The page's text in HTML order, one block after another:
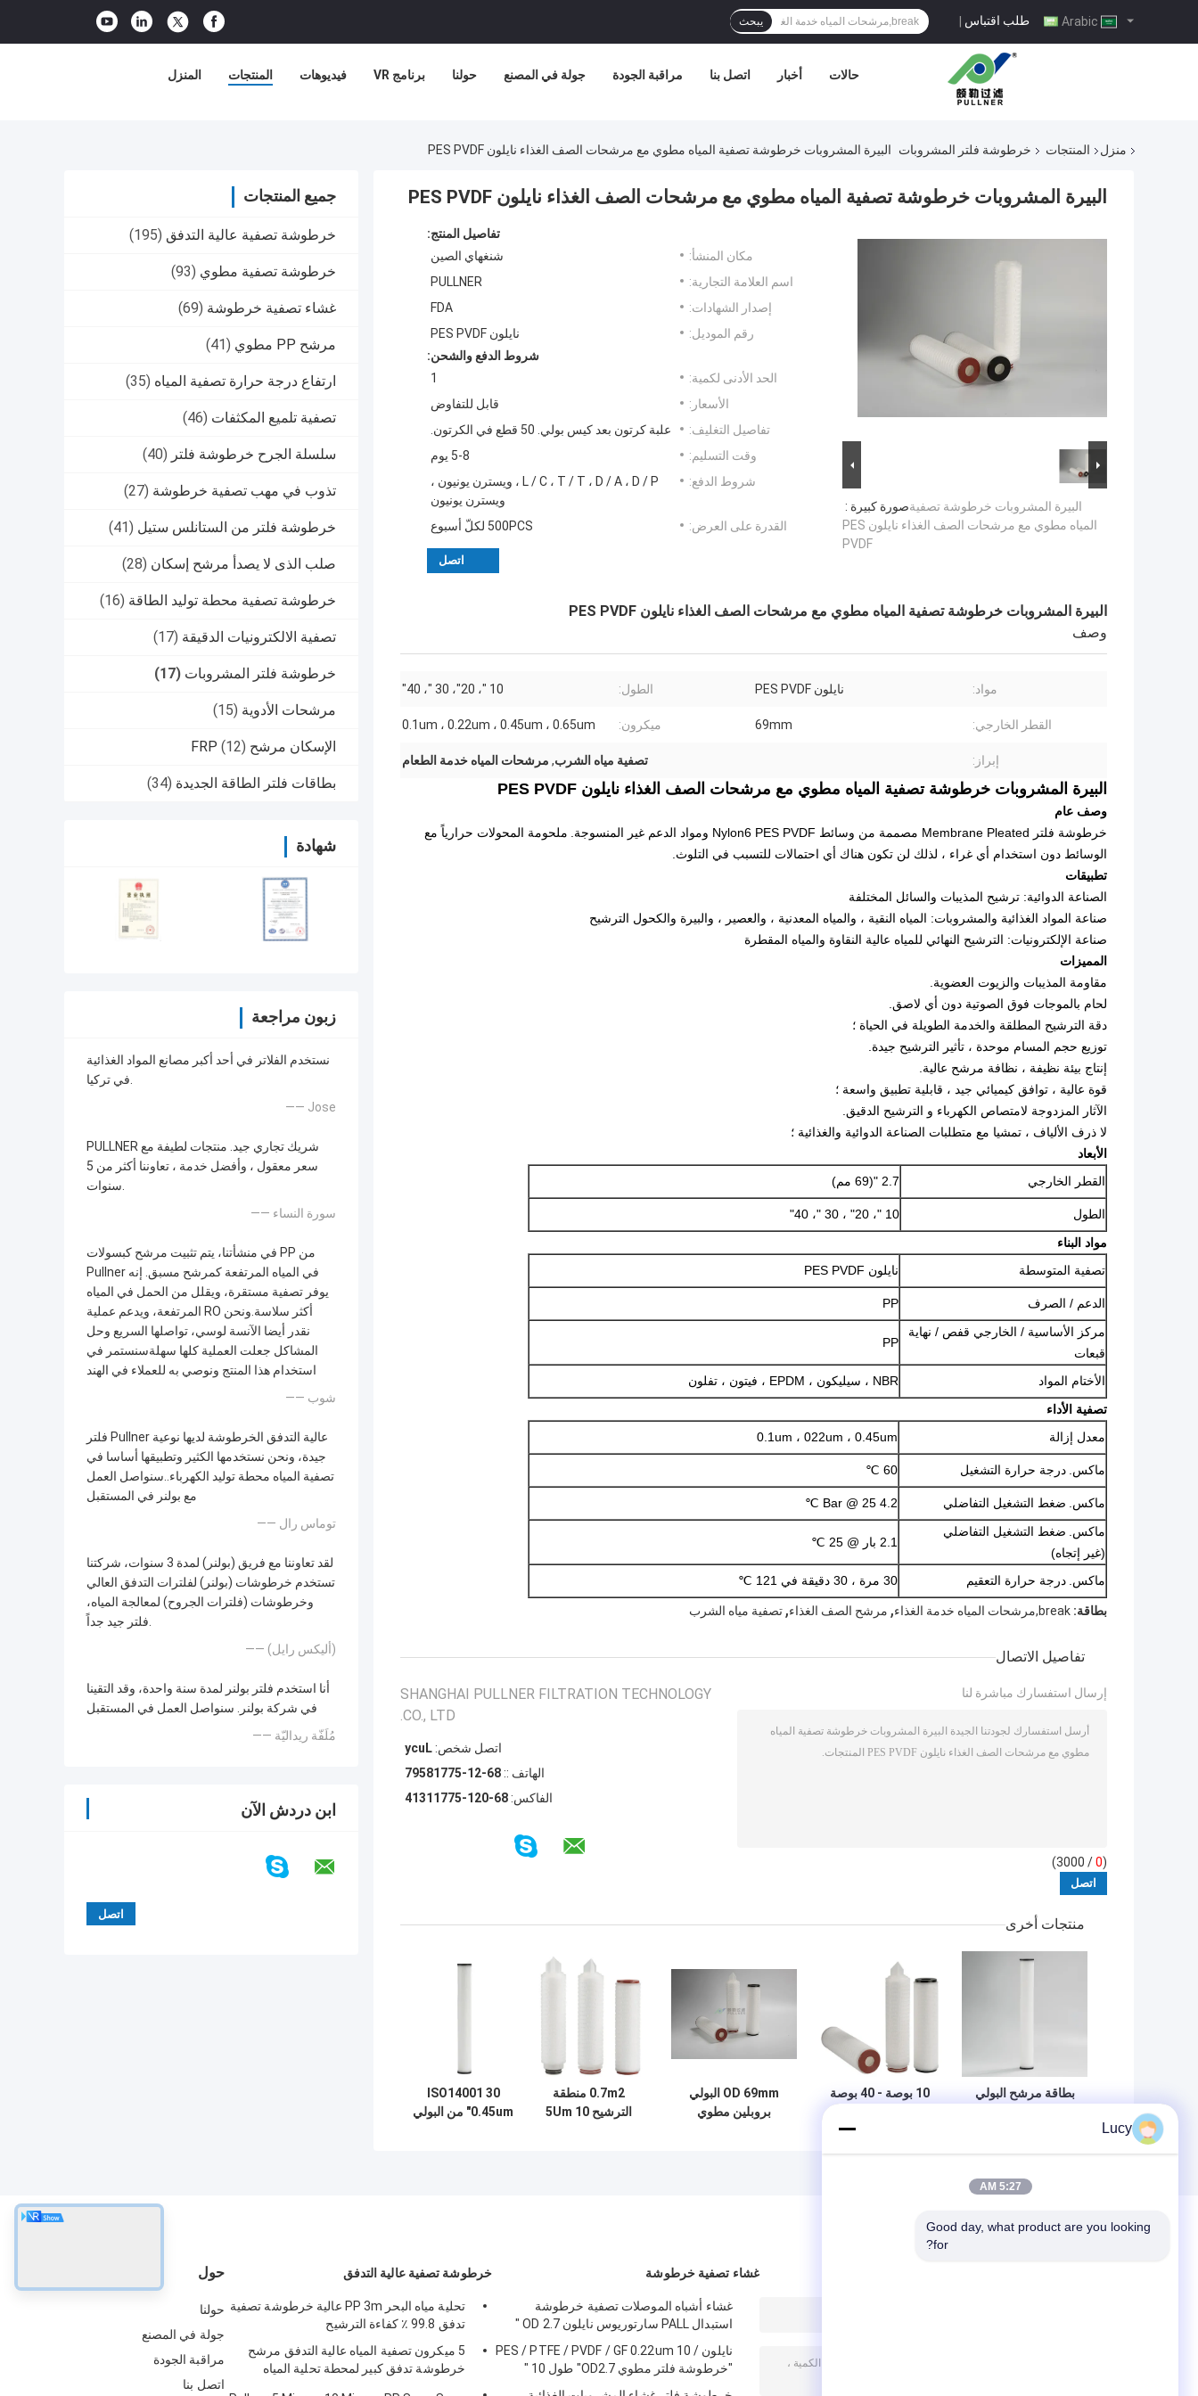
طلب اقتباس | يبحث
المنزل المنتجات فيديوهات برنامج VR حولنا جولة في المصنع مراقبة الجودة اتصل بنا أخبار حالات
منزل المنتجات خرطوشة فلتر المشروبات البيرة المشروبات خرطوشة تصفية المياه مطوي مع مرشحات الصف الغذاء نايلون PES PVDF
جميع المنتجات
خرطوشة تصفية عالية التدفق (195)
خرطوشة تصفية مطوي (93)
غشاء تصفية خرطوشة (69)
مرشح PP مطوي (41)
ارتفاع درجة حرارة تصفية المياه (35)
تصفية تلميع المكثفات (46)
سلسلة الجرح خرطوشة فلتر (40)
تذوب في مهب تصفية خرطوشة (27)
خرطوشة فلتر من الستانلس ستيل (41)
صلب الذى لا يصدأ مرشح إسكان (28)
خرطوشة تصفية محطة توليد الطاقة (16)
تصفية الالكترونيات الدقيقة (17)
خرطوشة فلتر المشروبات (17)
مرشحات الأدوية (15)
الإسكان مرشح FRP (12)
بطاقات فلتر الطاقة الجديدة (34)
شهادة
زبون مراجعة
نستخدم الفلاتر في أحد أكبر مصانع المواد الغذائية
في تركيا.
—— Jose
PULLNER شريك تجاري جيد. منتجات لطيفة مع
سعر معقول ، وأفضل خدمة ، تعاوننا أكثر من 5
سنوات.
—— سورة النساء
في منشأتنا، يتم تثبيت مرشح كبسولات PP من
Pullner في المياه المرتفعة كمرشح مسبق. إنه
يوفر تصفية مستقرة، ويقلل من الحمل في المياه
المرتفعة، ويدعم عملية RO أكثر سلاسة.ونحن
نقدر أيضا الآنسة لوسي، تواصلها السريع وحل
المشاكل جعلت العملية كلها سهلةسنستمر في
استخدام هذا المنتج ونوصي به للعملاء في الهند
—— شوب
فلتر Pullner عالية التدفق الخرطوشة لديها نوعية
جيدة، ونحن نستخدمها الكثير وتطبيقها أساسا في
تصفية المياه محطة توليد الكهرباء..سنواصل العمل
مع بولنر في المستقبل
—— توماس رال
لقد تعاوننا مع فريق (بولنر) لمدة 3 سنوات، شركتنا
تستخدم خرطوشات (بولنر) لفلترات التدفق العالي
وخرطوشات (فلترات الجروح) لمعالجة المياه،
فلتر جيد جداً.
—— (أليكس رايل)
أنا استخدم فلتر بولنر لمدة سنة واحدة، وقد التقينا
في شركة بولنر. سنواصل العمل في المستقبل
—— مُلَفّة ريداليّة
ابن دردش الآن
البيرة المشروبات خرطوشة تصفية المياه مطوي مع مرشحات الصف الغذاء نايلون PES PVDF
صورة كبيرة :البيرة المشروبات خرطوشة تصفية
المياه مطوي مع مرشحات الصف الغذاء نايلون PES
PVDF
تفاصيل المنتج:
مكان المنشأ:
شنغهاي الصين
اسم العلامة التجارية:
PULLNER
إصدار الشهادات:
FDA
رقم الموديل:
نايلون PES PVDF
شروط الدفع والشحن:
الحد الأدنى لكمية:
1
الأسعار:
قابل للتفاوض
تفاصيل التغليف:
علبة كرتون بعد كيس بولي. 50 قطع في الكرتون.
وقت التسليم:
5-8 يوم
شروط الدفع:
L / C ، T / T ، D / A ، D / P ، ويسترن يونيون ،
ويسترن يونيون
القدرة على العرض:
500PCS لكلّ أسبوع
اتصل
البيرة المشروبات خرطوشة تصفية المياه مطوي مع مرشحات الصف الغذاء نايلون PES PVDF
وصف
مواد: نايلون PES PVDF الطول: 10 "، 20"، 30 "، 40"
القطر الخارجي: 69mm ميكرون: 0.1um ، 0.22um ، 0.45um ، 0.65um
إبراز: تصفية مياه الشرب, مرشحات المياه خدمة الطعام
البيرة المشروبات خرطوشة تصفية المياه مطوي مع مرشحات الصف الغذاء نايلون PES PVDF
وصف عام
خرطوشة فلتر Membrane Pleated مصممة من وسائط Nylon6 PES PVDF ومواد الدعم غير المنسوجة.
ملحومة المحولات حرارياً مع
الوسائط دون استخدام أي غراء ، لذلك لن تكون هناك أي احتمالات للتسبب في التلوث.
تطبيقات
الصناعة الدوائية: ترشيح المذيبات والسائل المختلفة
صناعة المواد الغذائية والمشروبات: المياه النقية ، والمياه المعدنية ، والعصير ، والبيرة والكحول الترشيح
صناعة الإلكترونيات: الترشيح النهائي للمياه عالية النقاوة والمياه المقطرة
المميزات
مقاومة المذيبات والزيوت العضوية.
لحام بالموجات فوق الصوتية دون أي لاصق.
دقة الترشيح المطلقة والخدمة الطويلة في الحياة ؛
توزيع حجم المسام موحدة ، تأثير الترشيح جيدة.
إنتاج بيئة نظيفة ، نظافة مرشح عالية.
قوة عالية ، توافق كيميائي جيد ، قابلية تطبيق واسعة ؛
الآثار المزدوجة لامتصاص الكهرباء و الترشيح الدقيق.
لا ذرف الألياف ، تمشيا مع متطلبات الصناعة الدوائية والغذائية ؛
الأبعاد
القطر الخارجي
2.7 "(69 مم)
الطول
10 "، 20" ، 30 "، 40"
مواد البناء
تصفية المتوسطة
نايلون PES PVDF
الدعم / الصرف
PP
مركز الأساسية / الخارجي قفص / نهاية
قبعات
PP
الأختام المواد
NBR ، سيليكون ، EPDM ، فيتون ، تفلون
تصفية الأداء
معدل إزالة
0.1um ، 022um ، 0.45um
ماكس. درجة حرارة التشغيل 60 ℃
ماكس. ضغط التشغيل التفاضلي
4.2 Bar @ 25 ℃
ماكس. ضغط التشغيل التفاضلي
(غير إتجاه)
2.1 بار @ 25 ℃
ماكس. درجة حرارة التعقيم 30 مرة ، 30 دقيقة في 121 ℃
بطاقة: break,مرشحات المياه خدمة الغذاء , مرشح الصف الغذاء, تصفية مياه الشرب
تفاصيل الاتصال
SHANGHAI PULLNER FILTRATION TECHNOLOGY
CO., LTD.
اتصل شخص: Lucy
الهاتف :: 86-21-57718597
الفاكس: 86-021-57711314
إرسال استفسارك مباشرة لنا
(
0
/ 3000)
منتجات أخرى
بطاقة مرشح البولي
لمنطقة الترشيح
10 بوصة - 40 بوصة
وسائل الإعلام البولي
OD 69mm البولي
بروبلين مطوي
0.7m2 منطقة
الترشيح 5Um 10
ISO14001 30
"0.45um من البولي
حول
حولنا
جولة في المصنع
مراقبة الجودة
اتصل بنا
خرطوشة تصفية عالية التدفق
تحلية مياه البحر PP 3m عالية خرطوشة تصفية
تدفق 99.8 ٪ كفاءة الترشيح
5 ميكرون تصفية المياه عالية التدفق مرشح
خرطوشة تدفق كبير لمحطة تحلية المياه
غشاء تصفية خرطوشة
غشاء أشباه الموصلات تصفية خرطوشة
استبدال PALL سارتوريوس نايلون OD 2.7 "
نايلون / PES / PTFE / PVDF / GF 0.22um 10
"خرطوشة فلتر مطوي OD2.7" طول 10 "
Lucy
5:27 AM
Good day, what product are you looking
for?